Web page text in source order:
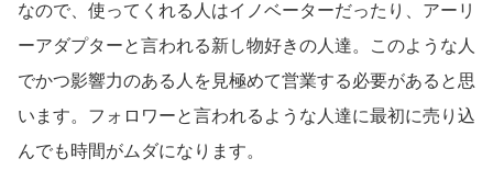
なので、使ってくれる人はイノベーターだったり、アーリ
ーアダプターと言われる新し物好きの人達。このような人
でかつ影響力のある人を見極めて営業する必要があると思
います。フォロワーと言われるような人達に最初に売り込
んでも時間がムダになります。